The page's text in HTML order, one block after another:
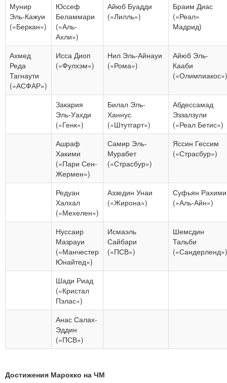
Мунир
Эль-Кажуи
(«Беркан»)
Юссеф
Беламмари
(«Аль-
Ахли»)
Айюб Буадди
(«Лилль»)
Браим Диас
(«Реал»
Мадрид)
Ахмед
Реда
Тагнаути
(«АСФАР»)
Исса Диоп
(«Фулхэм»)
Нил Эль-Айнауи
(«Рома»)
Айюб Эль-
Кааби
(«Олимпиакос»)
Закария
Эль-Уахди
(«Генк»)
Билал Эль-
Ханнус
(«Штутгарт»)
Абдессамад
Эззалзули
(«Реал Бетис»)
Ашраф
Хакими
(«Пари Сен-
Жермен»)
Самир Эль-
Мурабет
(«Страсбур»)
Яссин Гессим
(«Страсбур»)
Редуан
Халхал
(«Мехелен»)
Аззедин Унаи
(«Жирона»)
Суфьян Рахими
(«Аль-Айн»)
Нуссаир
Мазрауи
(«Манчестер
Юнайтед»)
Исмаэль
Сайбари
(«ПСВ»)
Шемсдин
Тальби
(«Сандерленд»)
Шади Риад
(«Кристал
Пэлас»)
Анас Салах-
Эддин
(«ПСВ»)
Достижения Марокко на ЧМ